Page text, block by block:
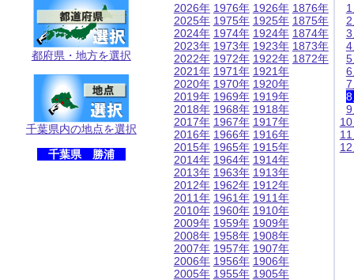
都府県・地方を選択
千葉県内の地点を選択
千葉県 勝浦
2026年
2025年
2024年
2023年
2022年
2021年
2020年
2019年
2018年
2017年
2016年
2015年
2014年
2013年
2012年
2011年
2010年
2009年
2008年
2007年
2006年
2005年
1976年
1975年
1974年
1973年
1972年
1971年
1970年
1969年
1968年
1967年
1966年
1965年
1964年
1963年
1962年
1961年
1960年
1959年
1958年
1957年
1956年
1955年
1926年
1925年
1924年
1923年
1922年
1921年
1920年
1919年
1918年
1917年
1916年
1915年
1914年
1913年
1912年
1911年
1910年
1909年
1908年
1907年
1906年
1905年
1876年
1875年
1874年
1873年
1872年